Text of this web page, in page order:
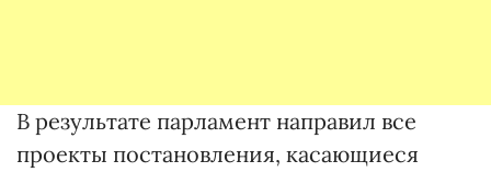
В результате парламент направил все
проекты постановления, касающиеся